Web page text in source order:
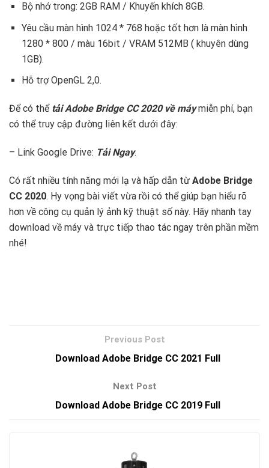
Bộ nhớ trong: 2GB RAM / Khuyến khích 8GB.
Yêu cầu màn hình 1024 * 768 hoặc tốt hơn là màn hình
1280 * 800 / màu 16bit / VRAM 512MB ( khuyên dùng
1GB).
Hỗ trợ OpenGL 2,0.
Để có thểtải Adobe Bridge CC 2020 về máymiễn phí, bạn
có thể truy cập đường liên kết dưới đây:
– Link Google Drive: Tải Ngay.
Có rất nhiều tính năng mới lạ và hấp dẫn từ Adobe Bridge
CC 2020. Hy vọng bài viết vừa rồi có thể giúp bạn hiểu rõ
hơn về công cụ quản lý ảnh kỹ thuật số này. Hãy nhanh tay
download về máy và trực tiếp thao tác ngay trên phần mềm
nhé!
Download Adobe Bridge CC 2021 Full
Download Adobe Bridge CC 2019 Full